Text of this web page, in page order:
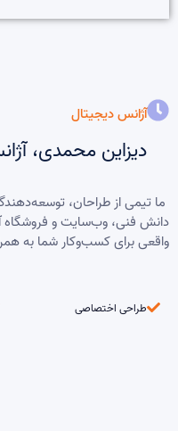
آژانس دیجیتال
دیزاین محمدی،
ما تیمی از طراحان،
دانش فنی، وب‌سایت و فروشگاه
واقعی برای کسب‌وکار شما به
طراحی اختصاصی